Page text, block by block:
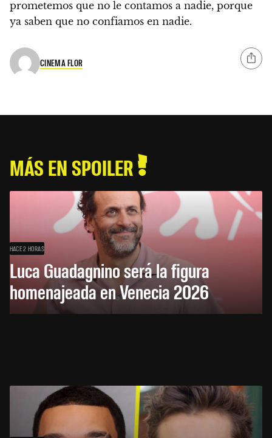
prometemos que no le contamos a nadie, porque
ya saben que no confiamos en nadie.
CINEMA FLOR
MÁS EN SPOILER
HACE 2 HORAS
Luca Guadagnino será la figura
homenajeada en Venecia 2026